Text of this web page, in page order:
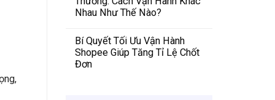
Nhau Như Thế Nào?
Bí Quyết Tối Ưu Vận Hành
Shopee Giúp Tăng Tỉ Lệ Chốt
Đơn